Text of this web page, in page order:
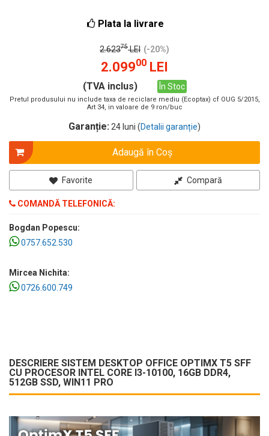
Plata la livrare
2.62375LEI (-20%)
2.09900 LEI
(TVA inclus) În Stoc
Pretul produsului nu include taxa de reciclare mediu (Ecoptax) cf OUG 5/2015,
Art 34, in valoare de 9 ron/buc
Garanție: 24 luni (Detalii garanție)
Adaugă în Coş
Favorite Compară
COMANDĂ TELEFONICĂ:
Bogdan Popescu:
0757.652.530
Mircea Nichita:
0726.600.749
DESCRIERE SISTEM DESKTOP OFFICE OPTIMX T5 SFF
CU PROCESOR INTEL CORE I3-10100, 16GB DDR4,
512GB SSD, WIN11 PRO